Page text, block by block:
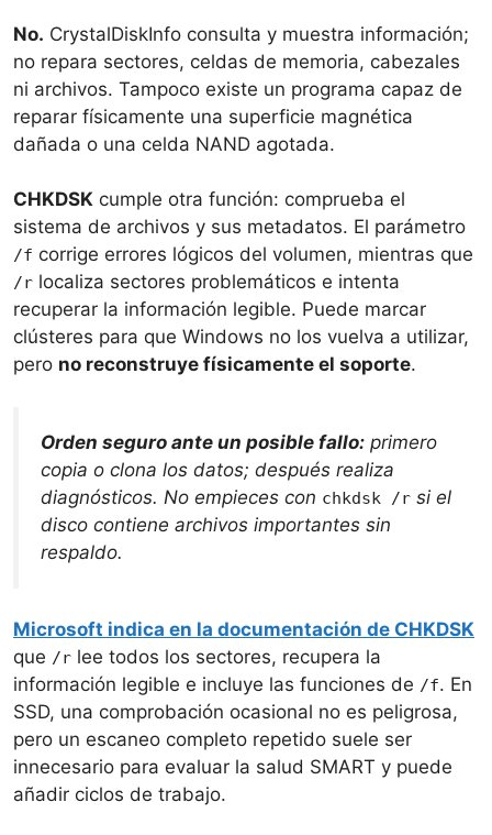
No. CrystalDiskInfo consulta y muestra información;
no repara sectores, celdas de memoria, cabezales
ni archivos. Tampoco existe un programa capaz de
reparar físicamente una superficie magnética
dañada o una celda NAND agotada.
CHKDSK cumple otra función: comprueba el
sistema de archivos y sus metadatos. El parámetro
/f corrige errores lógicos del volumen, mientras que
/r localiza sectores problemáticos e intenta
recuperar la información legible. Puede marcar
clústeres para que Windows no los vuelva a utilizar,
pero no reconstruye físicamente el soporte.
Orden seguro ante un posible fallo: primero
copia o clona los datos; después realiza
diagnósticos. No empieces con chkdsk /r si el
disco contiene archivos importantes sin
respaldo.
Microsoft indica en la documentación de CHKDSK
que /r lee todos los sectores, recupera la
información legible e incluye las funciones de /f. En
SSD, una comprobación ocasional no es peligrosa,
pero un escaneo completo repetido suele ser
innecesario para evaluar la salud SMART y puede
añadir ciclos de trabajo.